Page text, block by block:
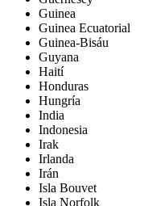
Guinea
Guinea Ecuatorial
Guinea-Bisáu
Guyana
Haití
Honduras
Hungría
India
Indonesia
Irak
Irlanda
Irán
Isla Bouvet
Isla Norfolk